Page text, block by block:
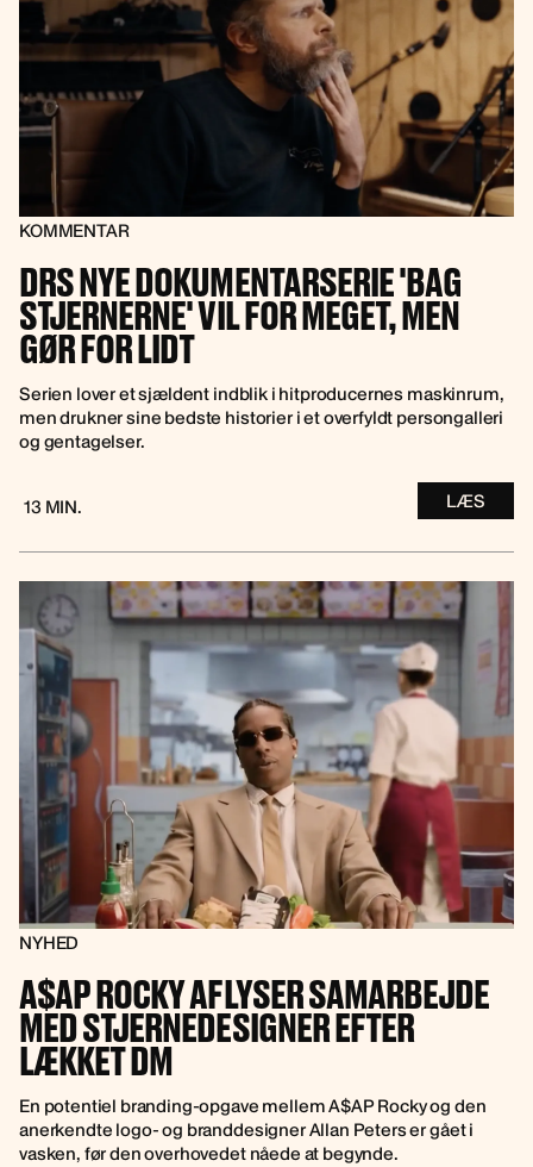
KOMMENTAR
DRS NYE DOKUMENTARSERIE 'BAG
STJERNERNE' VIL FOR MEGET, MEN
GØR FOR LIDT
Serien lover et sjældent indblik i hitproducernes maskinrum,
men drukner sine bedste historier i et overfyldt persongalleri
og gentagelser.
13 MIN. LÆS
NYHED
A$AP ROCKY AFLYSER SAMARBEJDE
MED STJERNEDESIGNER EFTER
LÆKKET DM
En potentiel branding-opgave mellem A$AP Rocky og den
anerkendte logo- og branddesigner Allan Peters er gået i
vasken, før den overhovedet nåede at begynde.